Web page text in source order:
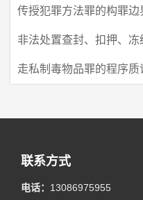
传授犯罪方法罪的构罪边
非法处置查封、扣押、冻
走私制毒物品罪的程序质
联系方式
电话： 13086975955